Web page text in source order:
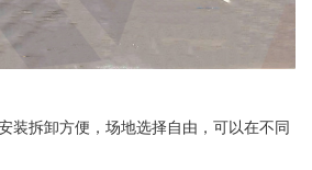
装拆卸方便，场地选择自由，可以在不同